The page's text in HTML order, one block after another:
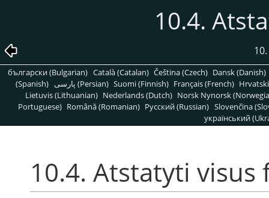
10.4.
български (Bulgarian) Català (Catalan) Čeština (Czech) Dansk (Danish)
(Spanish)
پارسی (Persian) Suomi (Finnish) Français (French)
Lietuvis (Lithuanian) Nederlands (Dutch) Norsk Nynorsk
Portuguese) Română (Romanian) Pусский (Russian) Slovenčina
український
10.4. Atstatyti visus